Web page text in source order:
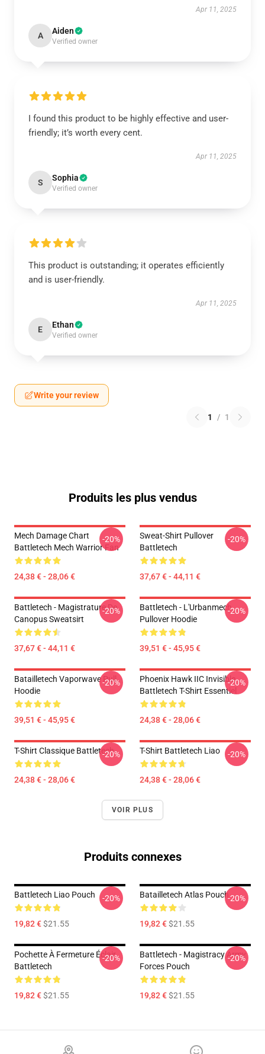
Apr 11, 2025
A Aiden
Verified owner
I found this product to be highly effective and user-
friendly; it’s worth every cent.
Apr 11, 2025
S Sophia
Verified owner
This product is outstanding; it operates efficiently
and is user-friendly.
Apr 11, 2025
E Ethan
Verified owner
Write your review
1 / 1
Produits les plus vendus
Mech Damage Chart
Battletech Mech Warrior Fan
24,38 € - 28,06 €
-20%
Sweat-Shirt Pullover
Battletech
37,67 € - 44,11 €
-20%
Battletech - Magistrature De
Canopus Sweatsirt
37,67 € - 44,11 €
-20%
Battletech - L'Urbanmech
Pullover Hoodie
39,51 € - 45,95 €
-20%
Batailletech Vaporwave Pull
Hoodie
39,51 € - 45,95 €
-20%
Phoenix Hawk IIC Invisible
Battletech T-Shirt Essentiel
24,38 € - 28,06 €
-20%
T-Shirt Classique Battletech
24,38 € - 28,06 €
-20% T-Shirt Battletech Liao
24,38 € - 28,06 €
-20%
VOIR PLUS
Produits connexes
Battletech Liao Pouch
19,82 €$21.55
-20% Batailletech Atlas Pouch
19,82 €$21.55
-20%
Pochette À Fermeture Éclair
Battletech
19,82 €$21.55
-20%
Battletech - Magistracy Army
Forces Pouch
19,82 €$21.55
-20%